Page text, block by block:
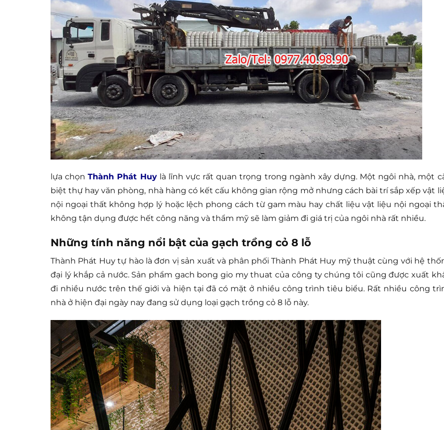
lựa chọnThành Phát Huylà lĩnh vực rất quan trọng trong ngành xây dựng. Một ngôi nhà, một
biệt thự hay văn phòng, nhà hàng có kết cấu không gian rộng mở nhưng cách bài trí sắp xếp vật
nội ngoại thất không hợp lý hoặc lệch phong cách từ gam màu hay chất liệu vật liệu nội ngoại
không tận dụng được hết công năng và thẩm mỹ sẽ làm giảm đi giá trị của ngôi nhà rất nhiều.
Những tính năng nổi bật của gạch trồng cỏ 8 lỗ
Thành Phát Huy tự hào là đơn vị sản xuất và phân phối Thành Phát Huy mỹ thuật cùng với hệ
đại lý khắp cả nước. Sản phẩm gach bong gio my thuat của công ty chúng tôi cũng được xuất
đi nhiều nước trên thế giới và hiện tại đã có mặt ở nhiều công trình tiêu biểu. Rất nhiều công
nhà ở hiện đại ngày nay đang sử dụng loại gạch trồng cỏ 8 lỗ này.